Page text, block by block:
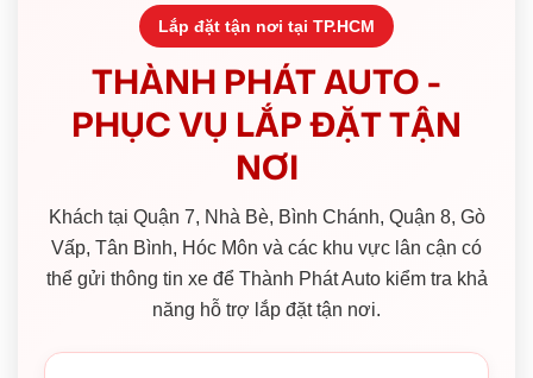
Lắp đặt tận nơi tại TP.HCM
THÀNH PHÁT AUTO -
PHỤC VỤ LẮP ĐẶT TẬN
NƠI
Khách tại Quận 7, Nhà Bè, Bình Chánh, Quận 8, Gò
Vấp, Tân Bình, Hóc Môn và các khu vực lân cận có
thể gửi thông tin xe để Thành Phát Auto kiểm tra khả
năng hỗ trợ lắp đặt tận nơi.